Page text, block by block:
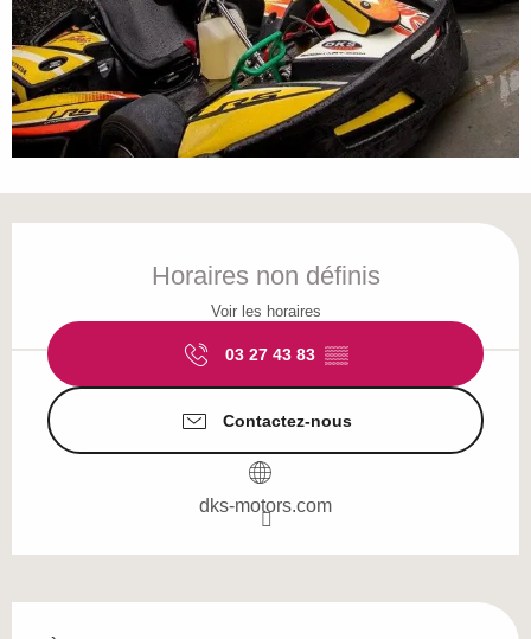
Horaires non définis
Voir les horaires
03 27 43 83 ▒▒
Contactez-nous
dks-motors.com